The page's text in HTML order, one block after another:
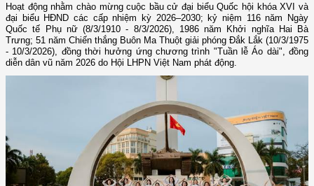
Hoạt động nhằm chào mừng cuộc bầu cử đại biểu Quốc hội khóa XVI và
đại biểu HĐND các cấp nhiệm kỳ 2026–2030; kỷ niệm 116 năm Ngày
Quốc tế Phụ nữ (8/3/1910 - 8/3/2026), 1986 năm Khởi nghĩa Hai Bà
Trưng; 51 năm Chiến thắng Buôn Ma Thuột giải phóng Đắk Lắk (10/3/1975
- 10/3/2026), đồng thời hưởng ứng chương trình "Tuần lễ Áo dài", đồng
diễn dân vũ năm 2026 do Hội LHPN Việt Nam phát động.